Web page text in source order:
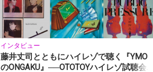
インタビュー
藤井丈司とともにハイレゾで聴く『YMO
のONGAKU』──OTOTOYハイレゾ試聴会